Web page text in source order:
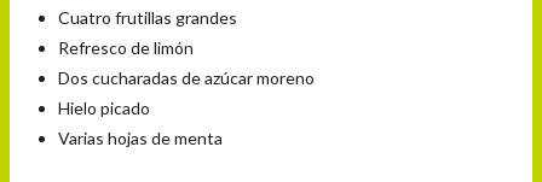
Cuatro frutillas grandes
Refresco de limón
Dos cucharadas de azúcar moreno
Hielo picado
Varias hojas de menta